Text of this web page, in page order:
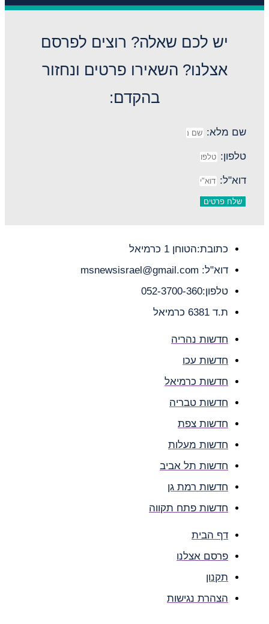
יש לכם שאלה? רוצים לפרסם
אצלנו? השאירו פרטים ונחזור
בהקדם:
שם מלא:
טלפון:
דוא"ל:
שלח פרטים
כתובת:הטוחן 1 כרמיאל
דוא"ל: msnewsisrael@gmail.com
טלפון:052-3700-360
ת.ד 6381 כרמיאל
חדשות נהריה
חדשות עכו
חדשות כרמיאל
חדשות טבריה
חדשות צפת
חדשות מעלות
חדשות תל אביב
חדשות רמת גן
חדשות פתח תקווה
דף הבית
פרסם אצלנו
תקנון
הצהרת נגישות